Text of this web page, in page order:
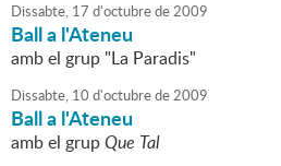
Dissabte, 17 d'octubrede2009
Ball a l'Ateneu
amb el grup "La Paradis"
Dissabte, 10 d'octubrede2009
Ball a l'Ateneu
amb el grupQue Tal